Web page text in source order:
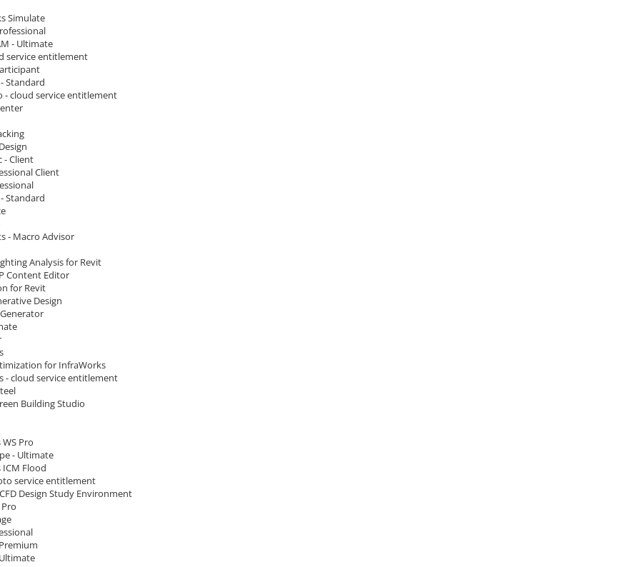
Simulate
- Ultimate
service entitlement
Standard
- cloud service entitlement
- Client
Client
Standard
- Macro Advisor
Analysis for Revit
Content Editor
for Revit
Design
for InfraWorks
- cloud service entitlement
Building Studio
Pro
- Ultimate
Flood
service entitlement
Design Study Environment